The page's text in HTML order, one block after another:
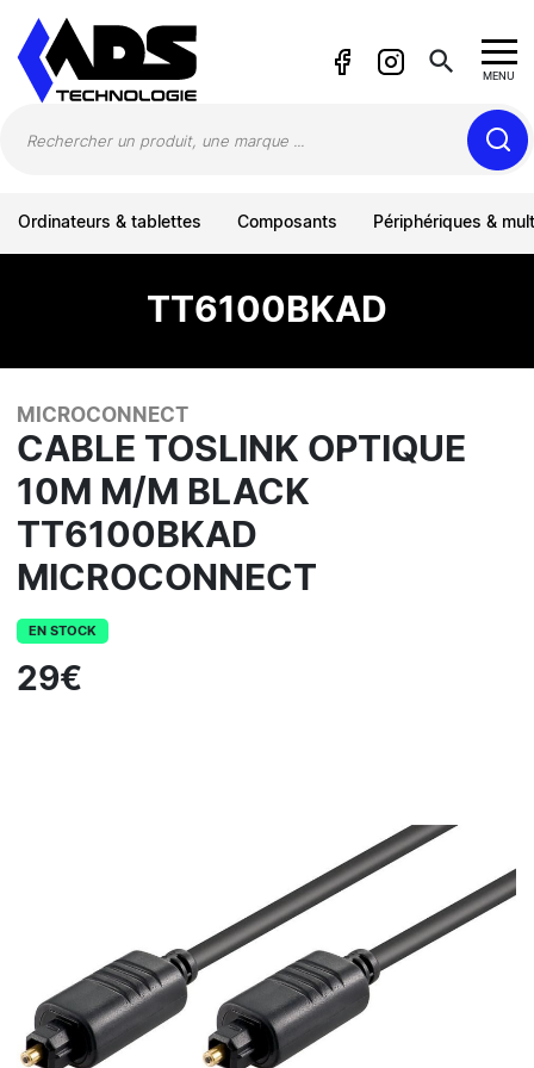
search MENU
Ordinateurs & tablettes Composants Périphériques &
TT6100BKAD
MICROCONNECT
CABLE TOSLINK OPTIQUE
10M M/M BLACK
TT6100BKAD
MICROCONNECT
EN STOCK
29€